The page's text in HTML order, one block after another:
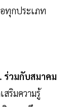
ทุกประเภท
ร่วมกับสมาคม
สริมความรู้